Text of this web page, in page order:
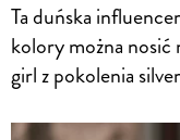
Ta duńska
kolory można nosić
girl z pokolenia